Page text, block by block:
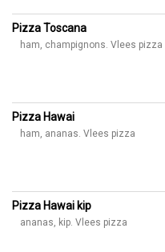
Pizza Toscana
ham, champignons. Vlees pizza
Pizza Hawai
ham, ananas. Vlees pizza
Pizza Hawai kip
ananas, kip. Vlees pizza